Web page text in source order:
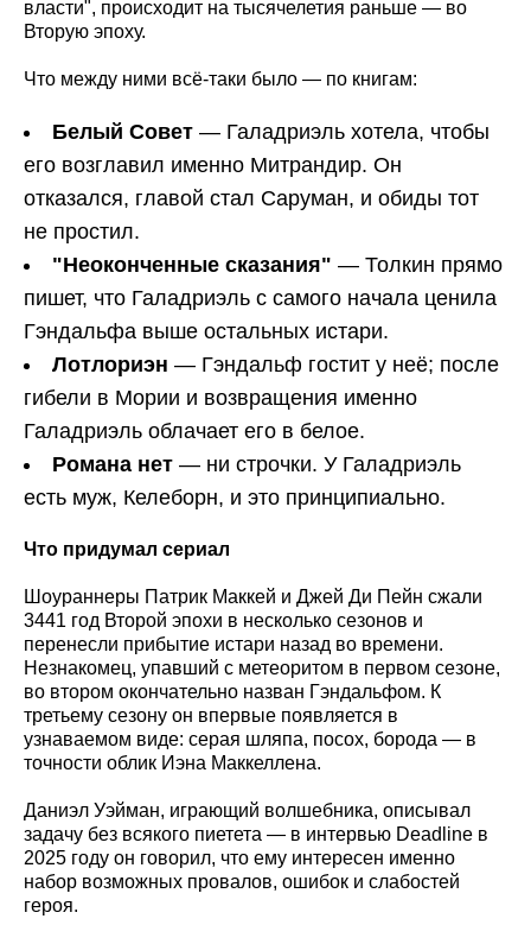
власти", происходит на тысячелетия раньше — во
Вторую эпоху.
Что между ними всё-таки было — по книгам:
Белый Совет — Галадриэль хотела, чтобы
его возглавил именно Митрандир. Он
отказался, главой стал Саруман, и обиды тот
не простил.
"Неоконченные сказания" — Толкин прямо
пишет, что Галадриэль с самого начала ценила
Гэндальфа выше остальных истари.
Лотлориэн — Гэндальф гостит у неё; после
гибели в Мории и возвращения именно
Галадриэль облачает его в белое.
Романа нет — ни строчки. У Галадриэль
есть муж, Келеборн, и это принципиально.
Что придумал сериал
Шоураннеры Патрик Маккей и Джей Ди Пейн сжали
3441 год Второй эпохи в несколько сезонов и
перенесли прибытие истари назад во времени.
Незнакомец, упавший с метеоритом в первом сезоне,
во втором окончательно назван Гэндальфом. К
третьему сезону он впервые появляется в
узнаваемом виде: серая шляпа, посох, борода — в
точности облик Иэна Маккеллена.
Даниэл Уэйман, играющий волшебника, описывал
задачу без всякого пиетета — в интервью Deadline в
2025 году он говорил, что ему интересен именно
набор возможных провалов, ошибок и слабостей
героя.